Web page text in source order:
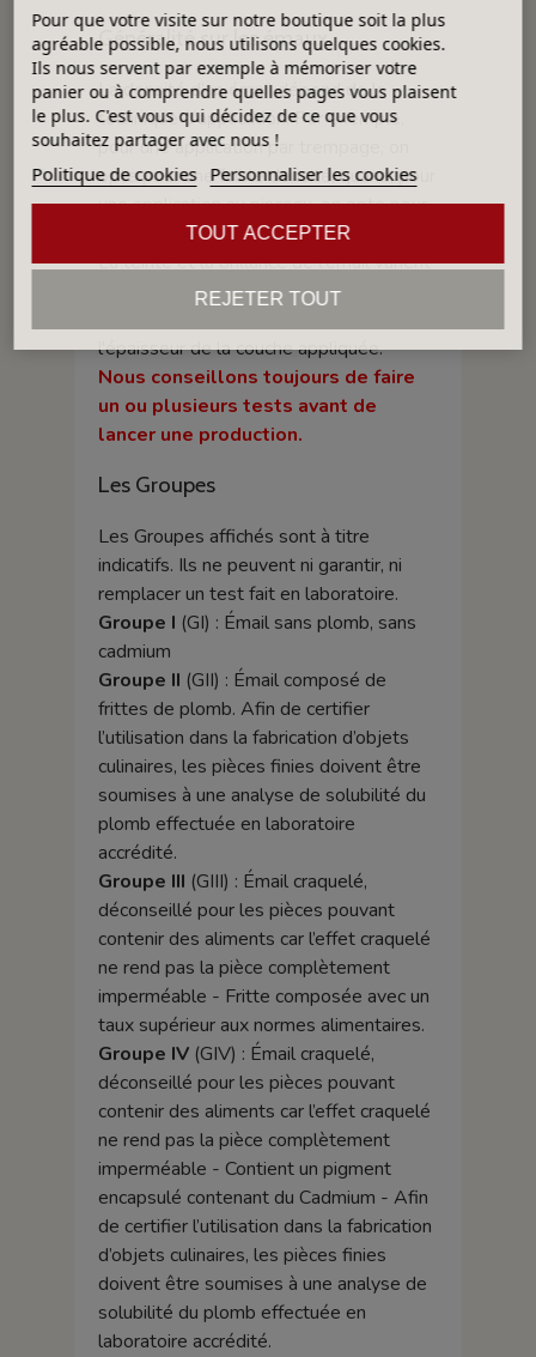
Généralité sur les émaux
La densité d’un émail dépend de la
technique d'application. Par exemple,
pour une application par trempage, on
opte pour une faible densité, quand, pour
une application au pinceau, on opte pour
une densité forte.
La teinte et la brillance de l'émail varient
selon la couleur de la terre et/ou la
l'épaisseur de la couche appliquée.
Nous conseillons toujours de faire
un ou plusieurs tests avant de
lancer une production.
Les Groupes
Les Groupes affichés sont à titre
indicatifs. Ils ne peuvent ni garantir, ni
remplacer un test fait en laboratoire.
Groupe I (GI) : Émail sans plomb, sans
cadmium
Groupe II (GII) : Émail composé de
frittes de plomb. Afin de certifier
l’utilisation dans la fabrication d’objets
culinaires, les pièces finies doivent être
soumises à une analyse de solubilité du
plomb effectuée en laboratoire
accrédité.
Groupe III (GIII) : Émail craquelé,
déconseillé pour les pièces pouvant
contenir des aliments car l’effet craquelé
ne rend pas la pièce complètement
imperméable - Fritte composée avec un
taux supérieur aux normes alimentaires.
Groupe IV(GIV) : Émail craquelé,
déconseillé pour les pièces pouvant
contenir des aliments car l’effet craquelé
ne rend pas la pièce complètement
imperméable - Contient un pigment
encapsulé contenant du Cadmium - Afin
de certifier l’utilisation dans la fabrication
d’objets culinaires, les pièces finies
doivent être soumises à une analyse de
solubilité du plomb effectuée en
laboratoire accrédité.
Pour que votre visite sur notre boutique soit la plus
agréable possible, nous utilisons quelques cookies.
Ils nous servent par exemple à mémoriser votre
panier ou à comprendre quelles pages vous plaisent
le plus. C'est vous qui décidez de ce que vous
souhaitez partager avec nous !
Politique de cookies Personnaliser les cookies
REJETER TOUT
TOUT ACCEPTER